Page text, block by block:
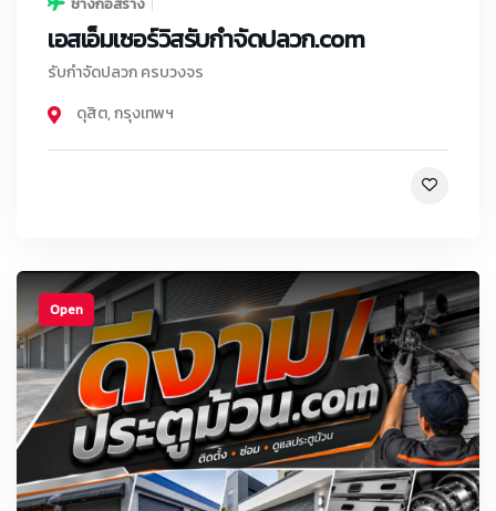
เอสเอ็มเซอร์วิสรับกําจัดปลวก.com
รับกำจัดปลวก ครบวงจร
ดุสิต,กรุงเทพฯ
Open